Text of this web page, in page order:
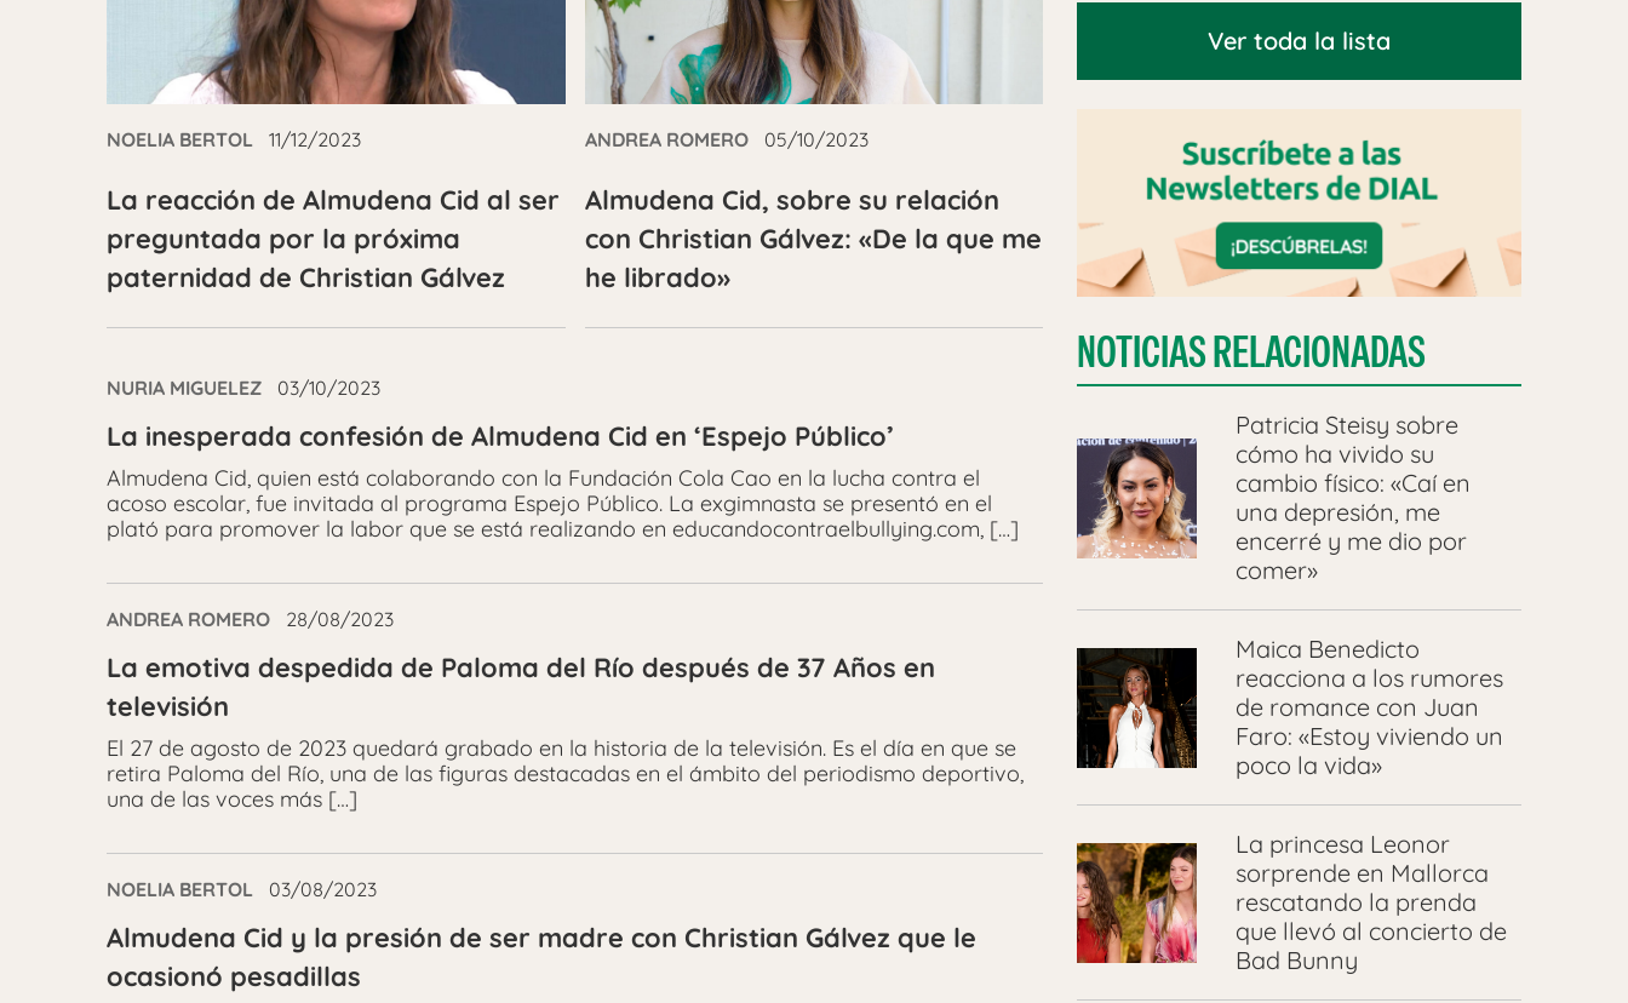
NOELIA BERTOL 11/12/2023
La reacción de Almudena Cid al ser
preguntada por la próxima
paternidad de Christian Gálvez
ANDREA ROMERO 05/10/2023
Almudena Cid, sobre su relación
con Christian Gálvez: «De la que me
he librado»
NURIA MIGUELEZ 03/10/2023
La inesperada confesión de Almudena Cid en ‘Espejo Público’
Almudena Cid, quien está colaborando con la Fundación Cola Cao en la lucha contra el
acoso escolar, fue invitada al programa Espejo Público. La exgimnasta se presentó en el
plató para promover la labor que se está realizando en educandocontraelbullying.com, […]
ANDREA ROMERO 28/08/2023
La emotiva despedida de Paloma del Río después de 37 Años en
televisión
El 27 de agosto de 2023 quedará grabado en la historia de la televisión. Es el día en que se
retira Paloma del Río, una de las figuras destacadas en el ámbito del periodismo deportivo,
una de las voces más […]
NOELIA BERTOL 03/08/2023
Almudena Cid y la presión de ser madre con Christian Gálvez que le
ocasionó pesadillas
Ver toda la lista
NOTICIAS RELACIONADAS
Patricia Steisy sobre
cómo ha vivido su
cambio físico: «Caí en
una depresión, me
encerré y me dio por
comer»
Maica Benedicto
reacciona a los rumores
de romance con Juan
Faro: «Estoy viviendo un
poco la vida»
La princesa Leonor
sorprende en Mallorca
rescatando la prenda
que llevó al concierto de
Bad Bunny